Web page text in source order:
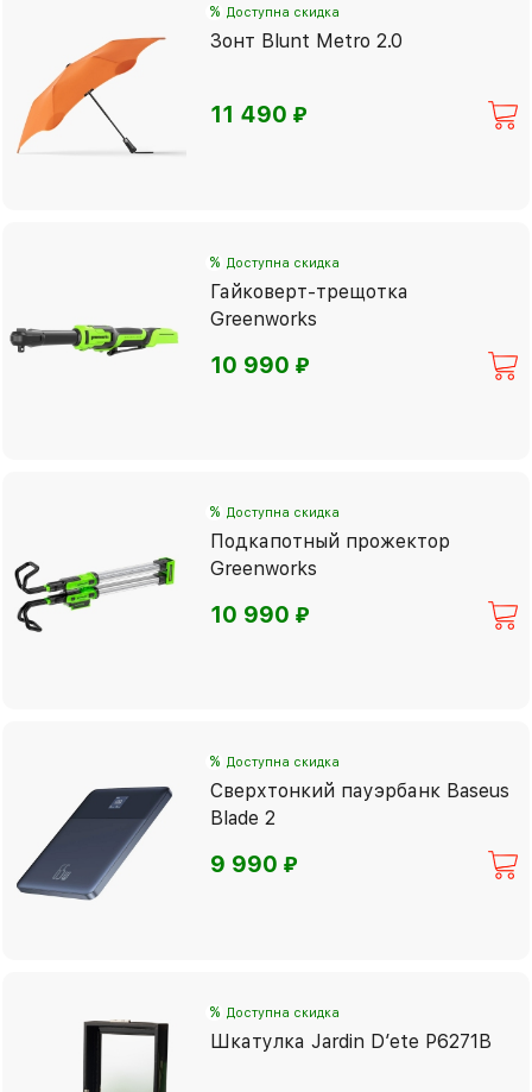
% Доступна скидка
Зонт Blunt Metro 2.0
11 490⃏
% Доступна скидка
Гайковерт-трещотка
Greenworks
10 990⃏
% Доступна скидка
Подкапотный прожектор
Greenworks
10 990⃏
% Доступна скидка
Сверхтонкий пауэрбанк Baseus
Blade 2
9 990⃏
% Доступна скидка
Шкатулка Jardin D’ete P6271B